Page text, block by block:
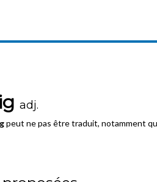
adj.
peut ne pas être traduit, notamment